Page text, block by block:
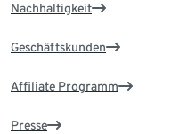
Nachhaltigkeit
Geschäftskunden
Affiliate Programm
Presse